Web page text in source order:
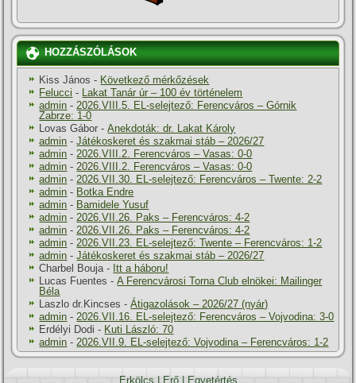
HOZZÁSZÓLÁSOK
Kiss János - Következő mérkőzések
Felucci -
Lakat Tanár úr – 100 év történelem
admin - 2026.VIII.5. EL-selejtező: Ferencváros – Górnik
Zabrze: 1-0
Lovas Gábor -Anekdoták: dr. Lakat Károly
admin -Játékoskeret és szakmai stáb – 2026/27
admin - 2026.VIII.2. Ferencváros – Vasas: 0-0
admin - 2026.VIII.2. Ferencváros – Vasas: 0-0
admin - 2026.VII.30. EL-selejtező: Ferencváros – Twente: 2-2
admin - Botka Endre
admin - Bamidele Yusuf
admin - 2026.VII.26. Paks – Ferencváros: 4-2
admin - 2026.VII.26. Paks – Ferencváros: 4-2
admin - 2026.VII.23. EL-selejtező: Twente – Ferencváros: 1-2
admin -Játékoskeret és szakmai stáb – 2026/27
Charbel Bouja - Itt a háboru!
Lucas Fuentes -A Ferencvárosi Torna Club elnökei: Mailinger
Béla
Laszlo dr.Kincses -Átigazolások – 2026/27 (nyár)
admin - 2026.VII.16. EL-selejtező: Ferencváros – Vojvodina: 3-0
Erdélyi Dodi - Kuti László: 70
admin - 2026.VII.9. EL-selejtező: Vojvodina – Ferencváros: 1-2
Erkölcs Erő| Egyetértés